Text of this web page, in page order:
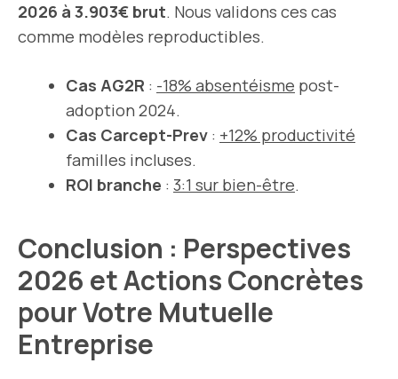
2026 à 3.903€ brut. Nous validons ces cas
comme modèles reproductibles.
Cas AG2R : -18% absentéisme post-
adoption 2024.
Cas Carcept-Prev : +12% productivité
familles incluses.
ROI branche : 3:1 sur bien-être.
Conclusion : Perspectives
2026 et Actions Concrètes
pour Votre Mutuelle
Entreprise